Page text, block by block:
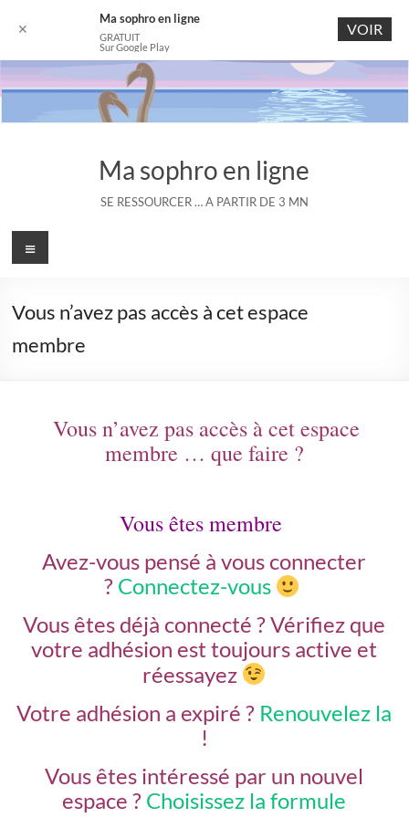
Aller
au
Ma sophro en ligne
SE RESSOURCER … A PARTIR DE 3 MN
Menu
Vous n’avez pas accès à cet espace
membre
Vous n’avez pas accès à cet espace
membre … que faire ?
Vous êtes membre
Avez-vous pensé à vous connecter
? Connectez-vous
Vous êtes déjà connecté ?Vérifiez que
votre adhésion est toujours active et
réessayez
Votre adhésion a expiré ? Renouvelez la
!
Vous êtes intéressé par un nouvel
espace ? Choisissez la formule
✕
Ma sophro en ligne
GRATUIT
Sur Google Play
VOIR